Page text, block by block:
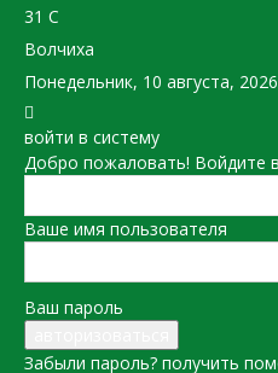
31 C
Волчиха
Понедельник, 10 августа, 2026
войти в систему
Добро пожаловать! Войдите
Ваше имя пользователя
Ваш пароль
Забыли пароль? получить